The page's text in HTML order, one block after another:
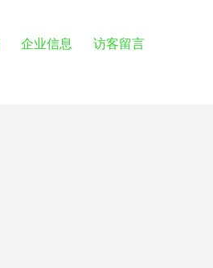
企业信息 访客留言